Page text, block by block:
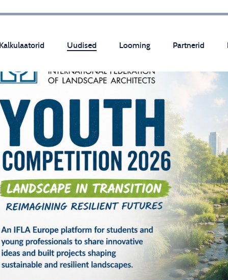
Kalkulaatorid Uudised Looming Partnerid